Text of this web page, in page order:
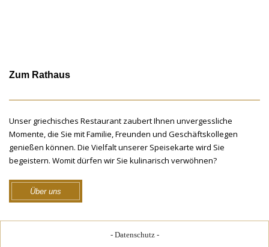
Zum Rathaus
Unser griechisches Restaurant zaubert Ihnen unvergessliche
Momente, die Sie mit Familie, Freunden und Geschäftskollegen
genießen können. Die Vielfalt unserer Speisekarte wird Sie
begeistern. Womit dürfen wir Sie kulinarisch verwöhnen?
Über uns
Datenschutz